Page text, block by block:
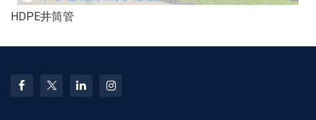
HDPE井筒管